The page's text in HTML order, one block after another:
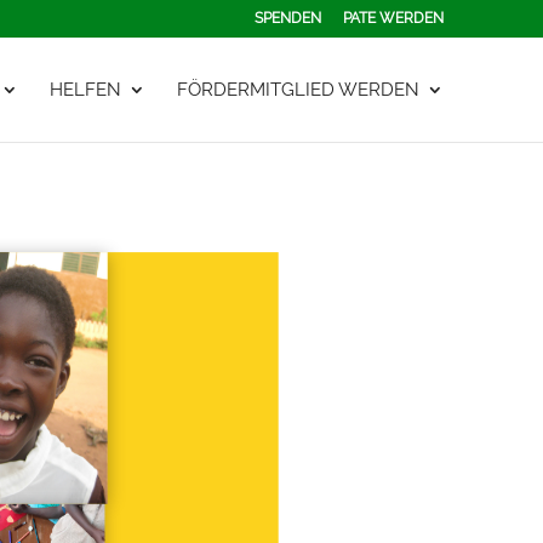
SPENDEN PATE WERDEN
HELFEN FÖRDERMITGLIED WERDEN